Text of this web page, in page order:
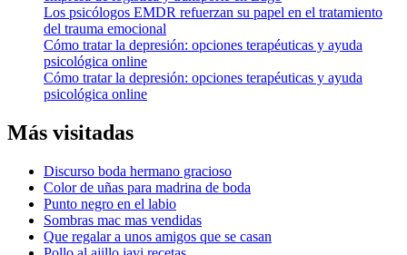
Los psicólogos EMDR refuerzan su papel en el tratamiento
del trauma emocional
Cómo tratar la depresión: opciones terapéuticas y ayuda
psicológica online
Cómo tratar la depresión: opciones terapéuticas y ayuda
psicológica online
Más visitadas
Discurso boda hermano gracioso
Color de uñas para madrina de boda
Punto negro en el labio
Sombras mac mas vendidas
Que regalar a unos amigos que se casan